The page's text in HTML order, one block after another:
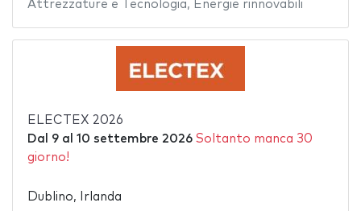
Attrezzature e Tecnologia, Energie rinnovabili
ELECTEX 2026
Dal 9al 10 settembre 2026 Soltanto manca 30
giorno!
Dublino, Irlanda